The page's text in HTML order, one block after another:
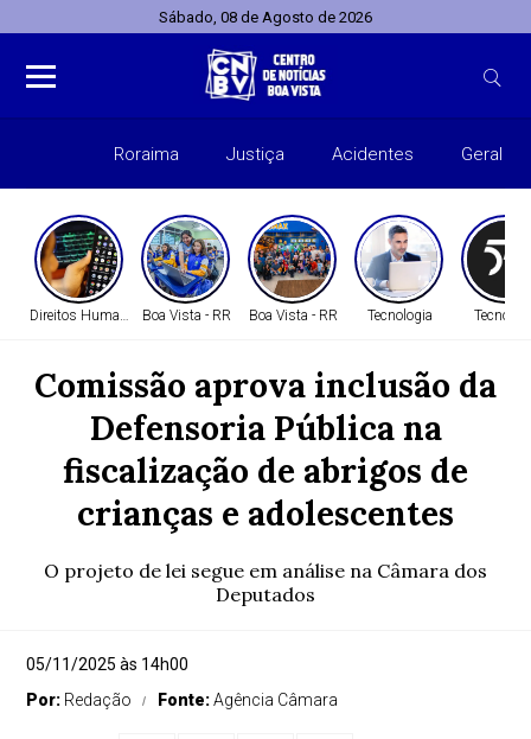
Sábado, 08 de Agosto de 2026
Roraima Justiça Acidentes Geral
Direitos HumanosBoa Vista - RR Boa Vista - RR Tecnologia
Comissão aprova inclusão da
Defensoria Pública na
fiscalização de abrigos de
crianças e adolescentes
O projeto de lei segue em análise na Câmara dos
Deputados
05/11/2025 às 14h00
Por: Redação Fonte:Agência Câmara